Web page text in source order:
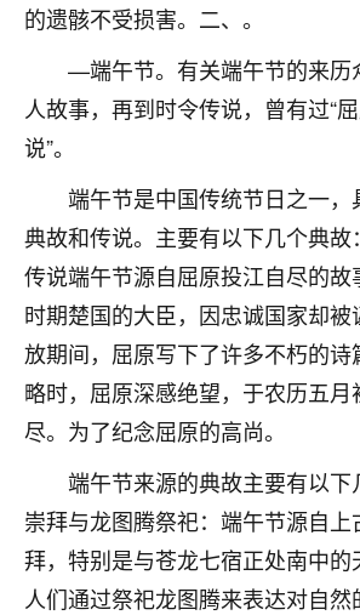
的遗骸不受损害。二、。
—端午节。有关端午节的来历
人故事，再到时令传说，曾有过“
说”。
端午节是中国传统节日之一，
典故和传说。主要有以下几个典故
传说端午节源自屈原投江自尽的故
时期楚国的大臣，因忠诚国家却
放期间，屈原写下了许多不朽的诗
略时，屈原深感绝望，于农历五月
尽。为了纪念屈原的高尚。
端午节来源的典故主要有以下
崇拜与龙图腾祭祀：端午节源自上
拜，特别是与苍龙七宿正处南中
人们通过祭祀龙图腾来表达对自然
鹿森：是的，其实跟老师聊过
触，首先就是心态会变好，
不由人！
金白水清
我也想找老师看看，有没有人给
鹿森 ：慧来老师微信：
1天前 来自江西
青春168
我也想要，我也想要！
2天前 来自山西
Jessica李
老师做不做超度法事？我想给我
刚去世了。